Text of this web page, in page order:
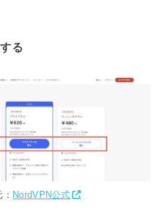
る
NordVPN公式